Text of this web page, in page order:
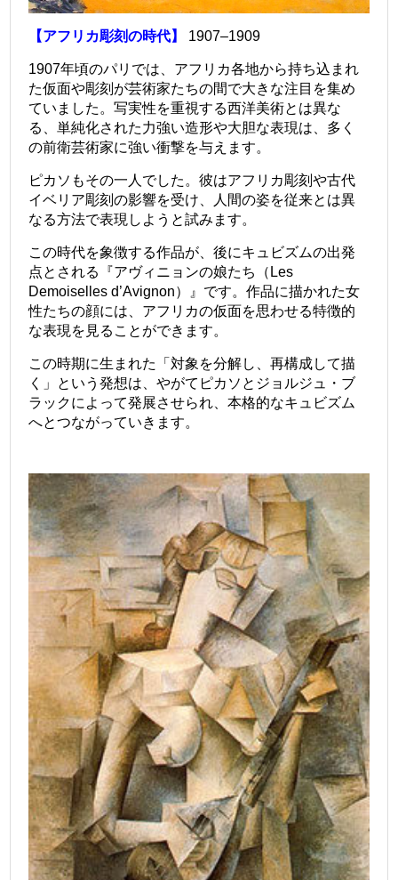
【アフリカ彫刻の時代】 1907–1909
1907年頃のパリでは、アフリカ各地から持ち込まれ
た仮面や彫刻が芸術家たちの間で大きな注目を集め
ていました。写実性を重視する西洋美術とは異な
る、単純化された力強い造形や大胆な表現は、多く
の前衛芸術家に強い衝撃を与えます。
ピカソもその一人でした。彼はアフリカ彫刻や古代
イベリア彫刻の影響を受け、人間の姿を従来とは異
なる方法で表現しようと試みます。
この時代を象徴する作品が、後にキュビズムの出発
点とされる『アヴィニョンの娘たち（Les
Demoiselles d’Avignon）』です。作品に描かれた女
性たちの顔には、アフリカの仮面を思わせる特徴的
な表現を見ることができます。
この時期に生まれた「対象を分解し、再構成して描
く」という発想は、やがてピカソとジョルジュ・ブ
ラックによって発展させられ、本格的なキュビズム
へとつながっていきます。